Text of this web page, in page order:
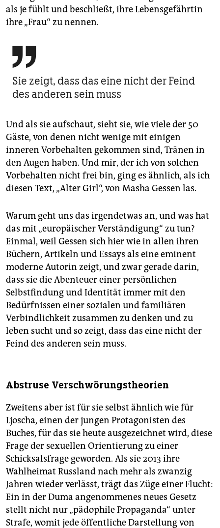
als je fühlt und beschließt, ihre Lebensgefährtin
ihre „Frau“ zu nennen.

Sie zeigt, dass das eine nicht der Feind
des anderen sein muss
Und als sie aufschaut, sieht sie, wie viele der 50
Gäste, von denen nicht wenige mit einigen
inneren Vorbehalten gekommen sind, Tränen in
den Augen haben. Und mir, der ich von solchen
Vorbehalten nicht frei bin, ging es ähnlich, als ich
diesen Text, „Alter Girl“, von ­Masha Gessen las.
Warum geht uns das irgendetwas an, und was hat
das mit „europäischer Verständigung“ zu tun?
Einmal, weil Gessen sich hier wie in allen ihren
Büchern, Artikeln und Essays als eine eminent
moderne Autorin zeigt, und zwar gerade darin,
dass sie die Abenteuer einer persönlichen
Selbstfindung und Identität immer mit den
Bedürfnissen einer sozialen und familiären
Verbindlichkeit zusammen zu denken und zu
leben sucht und so zeigt, dass das eine nicht der
Feind des anderen sein muss.
Abstruse Verschwörungstheorien
Zweitens aber ist für sie selbst ähnlich wie für
Ljoscha, einen der jungen Protagonisten des
Buches, für das sie heute ausgezeichnet wird, diese
Frage der sexuellen Orientierung zu einer
Schicksalsfrage geworden. Als sie 2013 ihre
Wahlheimat Russland nach mehr als zwanzig
Jahren wieder verlässt, trägt das Züge einer Flucht:
Ein in der Duma angenommenes neues Gesetz
stellt nicht nur „pädophile Propaganda“ unter
Strafe, womit jede öffentliche Darstellung von